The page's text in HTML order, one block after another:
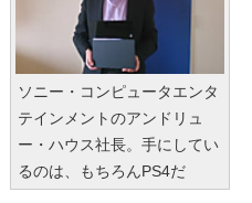
ソニー・コンピュータエンタ
テインメントのアンドリュ
ー・ハウス社長。手にしてい
るのは、もちろんPS4だ